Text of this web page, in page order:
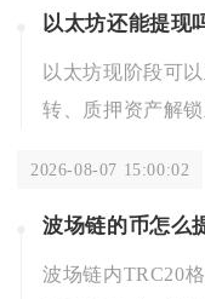
以太坊还能提现
以太坊现阶段可
转、质押资产解
2026-08-07 15:00:02
波场链的币怎么
波场链内TRC20